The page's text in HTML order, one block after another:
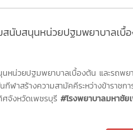
ามกลางบรรยากาศแห่งความสุข รอยยิ้
สนับสนุนหน่วยปฐมพยาบาลเบื้
ในกิจกรรมการแข่งขันกีฬาสร้าง
ณ รร.เบญจมฯ
หน่วยปฐมพยาบาลเบื้องต้น และรถพย
ฬาสร้างความสามัคคีระหว่างข้าราชก
จังหวัดเพชรบุรี #โรงพยาบาลมหาชัย